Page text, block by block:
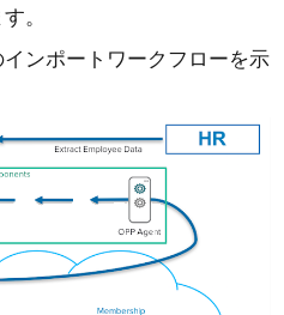
。
ンポートワークフローを示